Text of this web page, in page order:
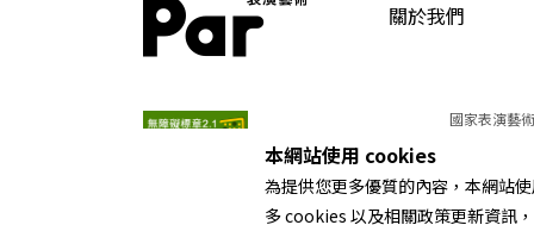
關於我們
國家表演藝
本網站使用 cookies
為提供您更多優質的內容，本網站
多 cookies 以及相關政策更新資訊